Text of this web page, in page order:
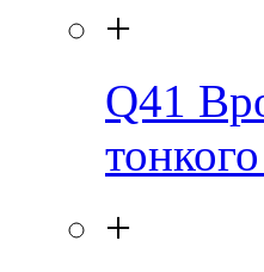
+
Q41
+